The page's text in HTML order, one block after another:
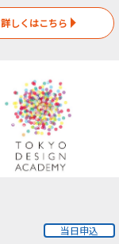
詳しくはこちら
当日申込